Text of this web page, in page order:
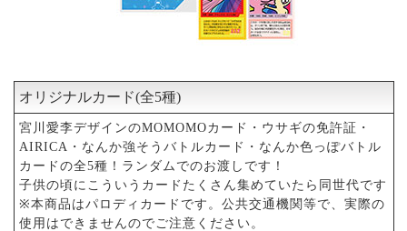
1 2
オリジナルカード(全5種)
宮川愛李デザインのMOMOMOカード・ウサギの免許証・
AIRICA・なんか強そうバトルカード・なんか色っぽバトル
カードの全5種！ランダムでのお渡しです！
子供の頃にこういうカードたくさん集めていたら同世代です
※本商品はパロディカードです。公共交通機関等で、実際の
使用はできませんのでご注意ください。